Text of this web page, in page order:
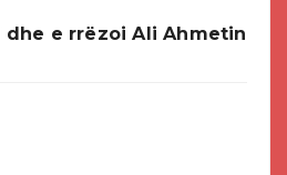
e rrëzoi Ali Ahmetin